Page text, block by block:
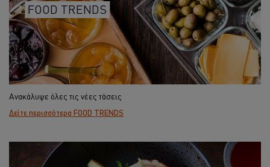
FOOD TRENDS
Ανακάλυψε όλες τις νέες τάσεις
Δείτε περισσότερα FOOD TRENDS